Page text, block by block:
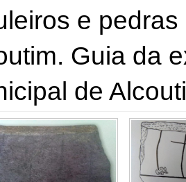
e
Guia da
de